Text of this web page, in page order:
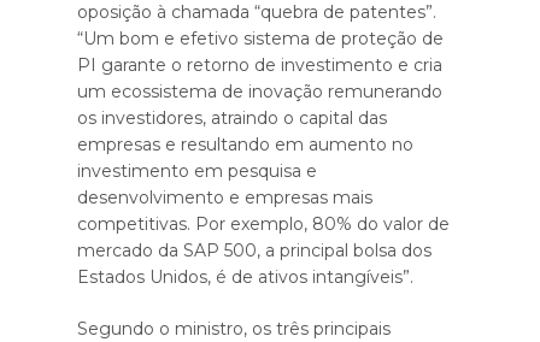
oposição à chamada “quebra de patentes”.
“Um bom e efetivo sistema de proteção de
PI garante o retorno de investimento e cria
um ecossistema de inovação remunerando
os investidores, atraindo o capital das
empresas e resultando em aumento no
investimento em pesquisa e
desenvolvimento e empresas mais
competitivas. Por exemplo, 80% do valor de
mercado da SAP 500, a principal bolsa dos
Estados Unidos, é de ativos intangíveis”.
Segundo o ministro, os três principais